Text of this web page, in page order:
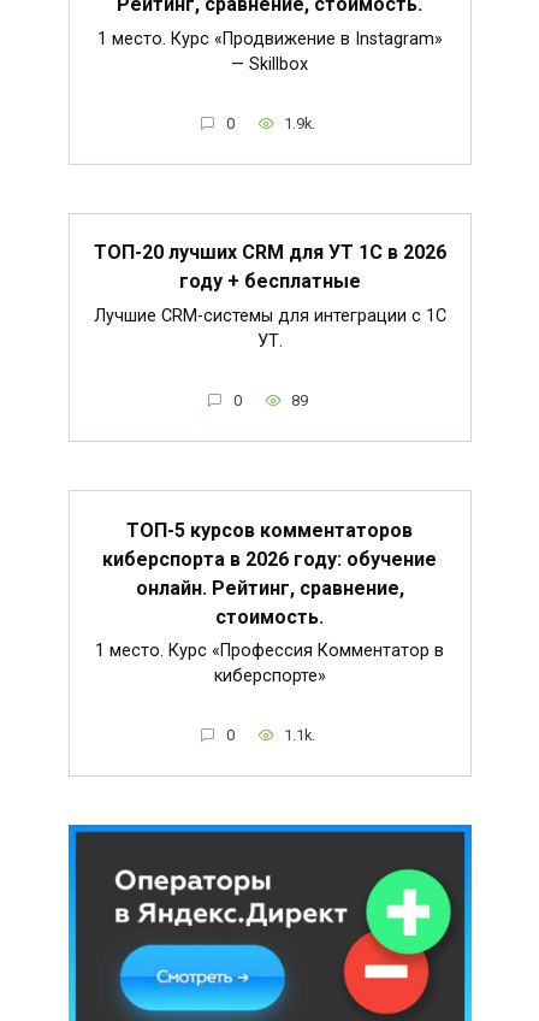
1 место. Курс «Продвижение в Instagram»
— Skillbox
0 1.9k.
ТОП-20 лучших CRM для УТ 1С в 2026
году + бесплатные
Лучшие CRM-системы для интеграции с 1С
УТ.
0 89
ТОП-5 курсов комментаторов
киберспорта в 2026 году: обучение
онлайн. Рейтинг, сравнение,
стоимость.
1 место. Курс «Профессия Комментатор в
киберспорте»
0 1.1k.